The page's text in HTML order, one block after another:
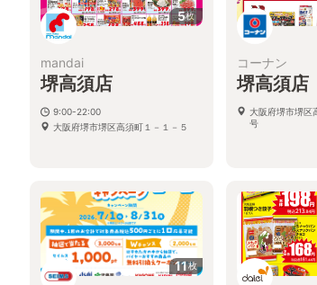
5枚
mandai
堺高須店
9:00-22:00
大阪府堺市堺区高須町１－１－５
コーナン
堺高須店
大阪府堺市堺区
号
11枚